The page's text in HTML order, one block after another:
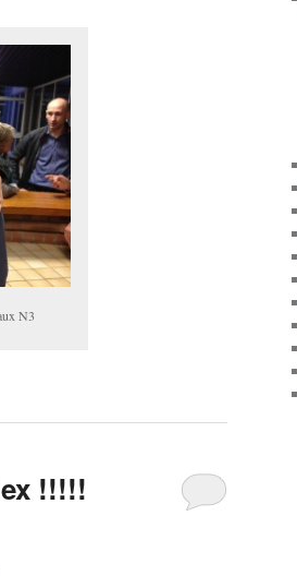
N3
!!!!!